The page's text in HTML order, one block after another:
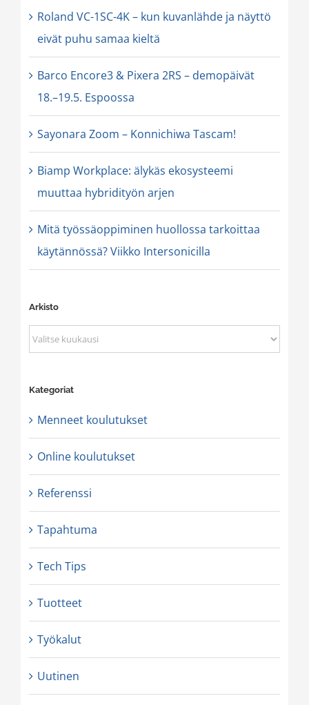
Roland VC-1SC-4K – kun kuvanlähde ja näyttö
eivät puhu samaa kieltä
Barco Encore3 & Pixera 2RS – demopäivät
18.–19.5. Espoossa
Sayonara Zoom – Konnichiwa Tascam!
Biamp Workplace: älykäs ekosysteemi
muuttaa hybridityön arjen
Mitä työssäoppiminen huollossa tarkoittaa
käytännössä? Viikko Intersonicilla
Arkisto
Arkisto
Kategoriat
Menneet koulutukset
Online koulutukset
Referenssi
Tapahtuma
Tech Tips
Tuotteet
Työkalut
Uutinen